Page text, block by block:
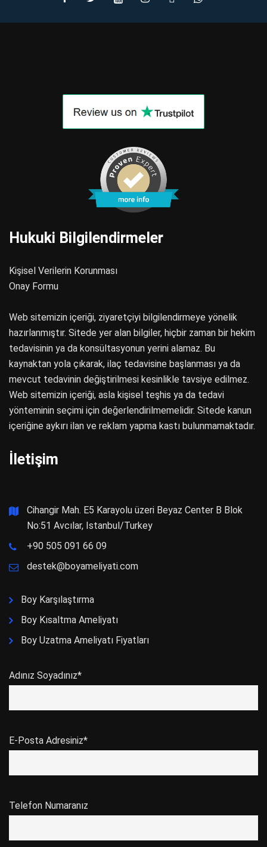
Hukuki Bilgilendirmeler
Kişisel Verilerin Korunması
Onay Formu
Web sitemizin içeriği, ziyaretçiyi bilgilendirmeye yönelik
hazırlanmıştır. Sitede yer alan bilgiler, hiçbir zaman bir hekim
tedavisinin ya da konsültasyonun yerini alamaz. Bu
kaynaktan yola çıkarak, ilaç tedavisine başlanması ya da
mevcut tedavinin değiştirilmesi kesinlikle tavsiye edilmez.
Web sitemizin içeriği, asla kişisel teşhis ya da tedavi
yönteminin seçimi için değerlendirilmemelidir. Sitede kanun
içeriğine aykırı ilan ve reklam yapma kastı bulunmamaktadır.
İletişim
Cihangir Mah. E5 Karayolu üzeri Beyaz Center B Blok
No:51 Avcılar, Istanbul/Turkey
+90 505 091 66 09
destek@boyameliyati.com
Boy Karşılaştırma
Boy Kısaltma Ameliyatı
Boy Uzatma Ameliyatı Fiyatları
Adınız Soyadınız*
E-Posta Adresiniz*
Telefon Numaranız